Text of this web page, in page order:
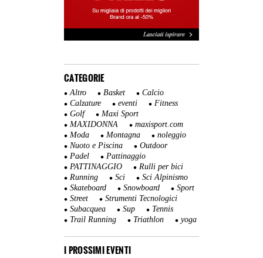
CATEGORIE
Altro Basket
Calcio
Calzature
eventi
Fitness
Golf
Maxi Sport
MAXIDONNA
maxisport.com
Moda
Montagna
noleggio
Nuoto e Piscina
Outdoor
Padel
Pattinaggio
PATTINAGGIO
Rulli per bici
Running
Sci
Sci Alpinismo
Skateboard
Snowboard
Sport
Street
Strumenti Tecnologici
Subacquea
Sup
Tennis
Trail Running
Triathlon yoga
I PROSSIMI EVENTI